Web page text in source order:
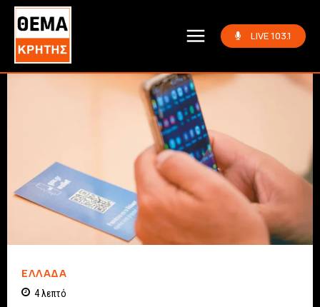
LIVE 103.1
ΕΛΛΆΔΑ
4λεπτό